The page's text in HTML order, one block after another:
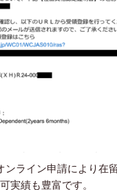
ンライン申請により在
実績も豊富です。